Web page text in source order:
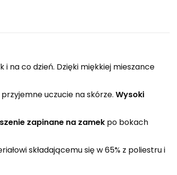
na co dzień. Dzięki miękkiej mieszance
uczucie na skórze. Wysoki
zapinane na zamek po bokach
składającemu się w 65% z poliestru i